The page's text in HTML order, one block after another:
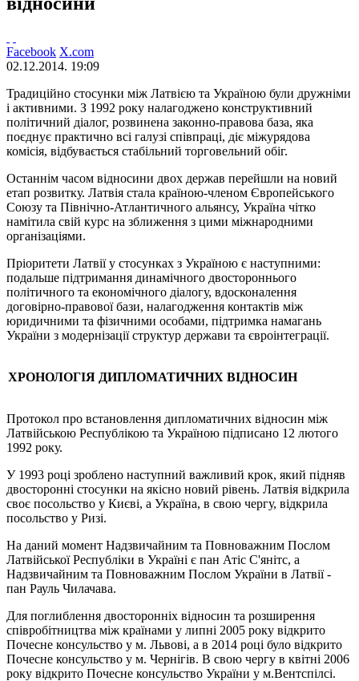
Facebook X.com
02.12.2014. 19:09
Традиційно стосунки між Латвією та Україною були дружніми
і активними. З 1992 року налагоджено конструктивний
політичний діалог, розвинена законно-правова база, яка
поєднує практично всі галузі співпраці, діє міжурядова
комісія, відбувається стабільний торговельний обіг.
Останнім часом відносини двох держав перейшли на новий
етап розвитку. Латвія стала країною-членом Європейського
Союзу та Північно-Атлантичного альянсу, Україна чітко
намітила свій курс на зближення з цими міжнародними
організаціями.
Пріоритети Латвії у стосунках з Україною є наступними:
подальше підтримання динамічного двостороннього
політичного та економічного діалогу, вдосконалення
договірно-правової бази, налагодження контактів між
юридичними та фізичними особами, підтримка намагань
України з модернізації структур держави та євроінтеграції.
ХРОНОЛОГІЯ ДИПЛОМАТИЧНИХ ВІДНОСИН
Протокол про встановлення дипломатичних відносин між
Латвійською Республікою та Україною підписано 12 лютого
1992 року.
У 1993 році зроблено наступний важливий крок, який підняв
двосторонні стосунки на якісно новий рівень. Латвія відкрила
своє посольство у Києві, а Україна, в свою чергу, відкрила
посольство у Ризі.
На даний момент Надзвичайним та Повноважним Послом
Латвійської Республіки в Україні є пан Атіс С'янітс, а
Надзвичайним та Повноважним Послом України в Латвії -
пан Рауль Чилачава.
Для поглиблення двосторонніх відносин та розширення
співробітництва між країнами у липні 2005 року відкрито
Почесне консульство у м. Львові, а в 2014 році було відкрито
Почесне консульство у м. Чернігів. В свою чергу в квітні 2006
року відкрито Почесне консульство України у м.Вентспілсі.